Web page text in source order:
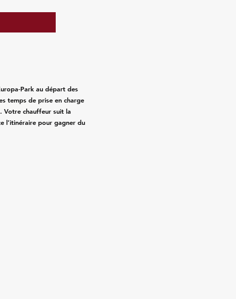
au départ des
temps de prise en charge
Votre chauffeur suit la
l’itinéraire pour gagner du